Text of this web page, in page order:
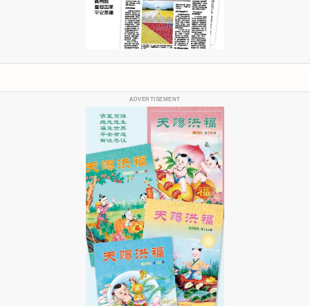
ADVERTISEMENT